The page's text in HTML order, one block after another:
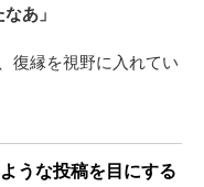
あ」
復縁を視野に入れてい
うな投稿を目にする